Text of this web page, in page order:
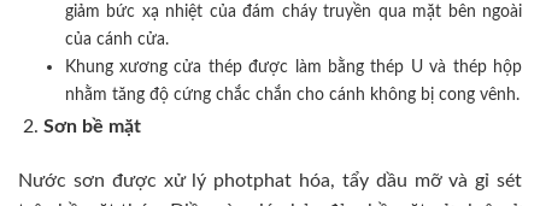
giảm bức xạ nhiệt của đám cháy truyền qua mặt bên ngoài
của cánh cửa.
Khung xương cửa thép được làm bằng thép U và thép hộp
nhằm tăng độ cứng chắc chắn cho cánh không bị cong vênh.
Sơn bề mặt
Nước sơn được xử lý photphat hóa, tẩy dầu mỡ và gỉ sét